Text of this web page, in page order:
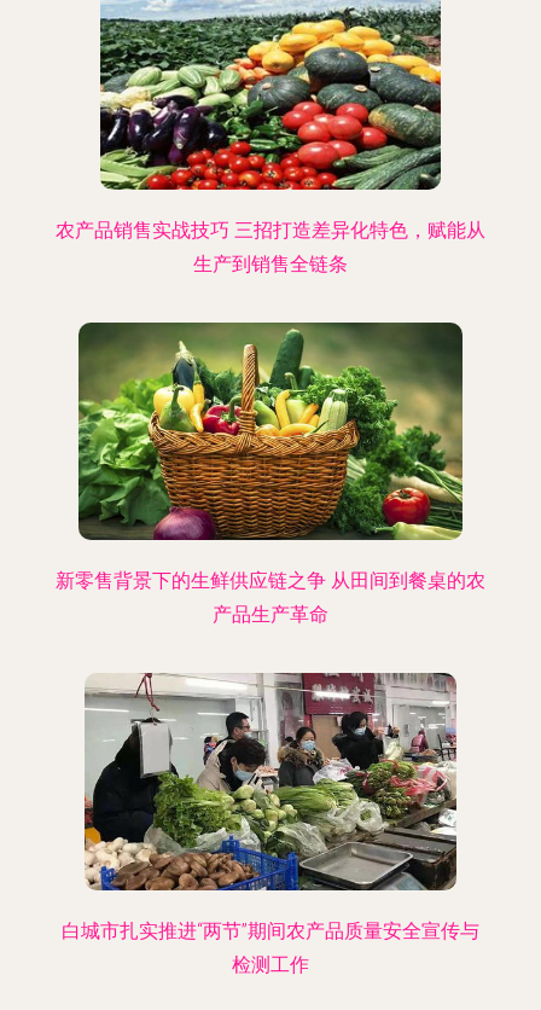
农产品销售实战技巧 三招打造差异化特色，赋能从
生产到销售全链条
新零售背景下的生鲜供应链之争 从田间到餐桌的农
产品生产革命
白城市扎实推进“两节”期间农产品质量安全宣传与
检测工作